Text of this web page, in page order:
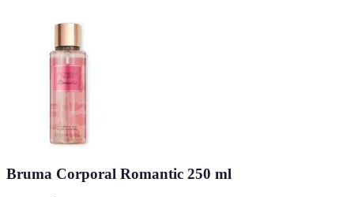
Bruma Corporal Romantic 250 ml